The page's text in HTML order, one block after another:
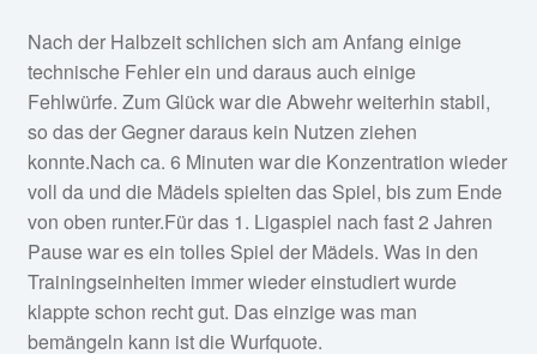
Nach der Halbzeit schlichen sich am Anfang einige
technische Fehler ein und daraus auch einige
Fehlwürfe. Zum Glück war die Abwehr weiterhin stabil,
so das der Gegner daraus kein Nutzen ziehen
konnte.Nach ca. 6 Minuten war die Konzentration wieder
voll da und die Mädels spielten das Spiel, bis zum Ende
von oben runter.Für das 1. Ligaspiel nach fast 2 Jahren
Pause war es ein tolles Spiel der Mädels. Was in den
Trainingseinheiten immer wieder einstudiert wurde
klappte schon recht gut. Das einzige was man
bemängeln kann ist die Wurfquote.